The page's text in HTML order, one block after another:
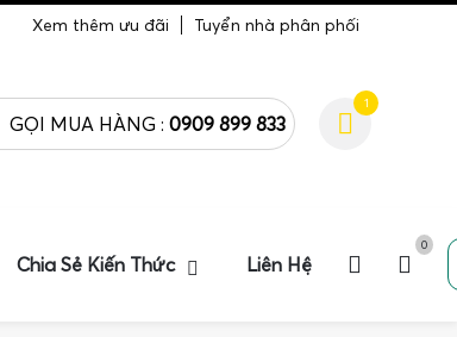
Xem thêm ưu đãi Tuyển nhà phân phối
GỌI MUA HÀNG : 0909 899 833
1
Chia Sẻ Kiến Thức Liên Hệ
0